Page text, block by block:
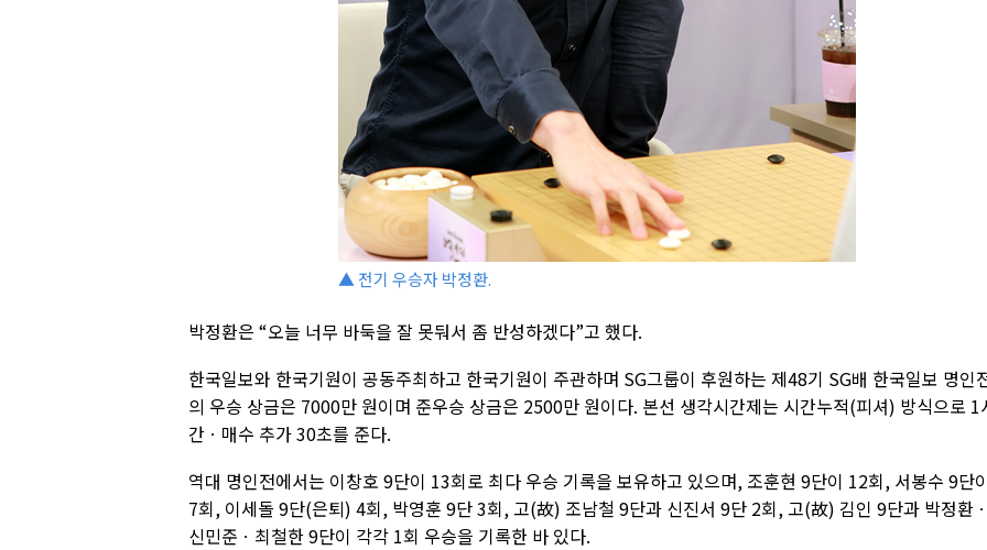
▲ 전기 우승자 박정환.
박정환은 “오늘 너무 바둑을 잘 못둬서 좀 반성하겠다”고 했다.
한국일보와 한국기원이 공동주최하고 한국기원이 주관하며 SG그룹이 후원하는 제48기 SG배 한국일보 명인
의 우승 상금은 7000만 원이며 준우승 상금은 2500만 원이다. 본선 생각시간제는 시간누적(피셔) 방식으로 1
간ㆍ매수 추가 30초를 준다.
역대 명인전에서는 이창호 9단이 13회로 최다 우승 기록을 보유하고 있으며, 조훈현 9단이 12회, 서봉수 9단
7회, 이세돌 9단(은퇴) 4회, 박영훈 9단 3회, 고(故) 조남철 9단과 신진서 9단 2회, 고(故) 김인 9단과 박정환
신민준ㆍ최철한 9단이 각각 1회 우승을 기록한 바 있다.